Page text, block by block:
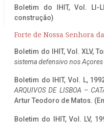
Boletim do IHIT, Vol. LI-
construção)
Forte de Nossa Senhora
Boletim do IHIT, Vol. XLV,
sistema defensivo nos
Boletim do IHIT, Vol. L,
ARQUIVOS DE LISBOA –
Artur Teodoro de Matos.
Boletim do IHIT, Vol. LV,